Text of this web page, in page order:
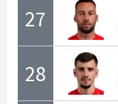
27
28